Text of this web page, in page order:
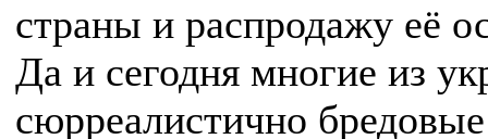
страны и распродажу её
Да и сегодня многие из
сюрреалистично